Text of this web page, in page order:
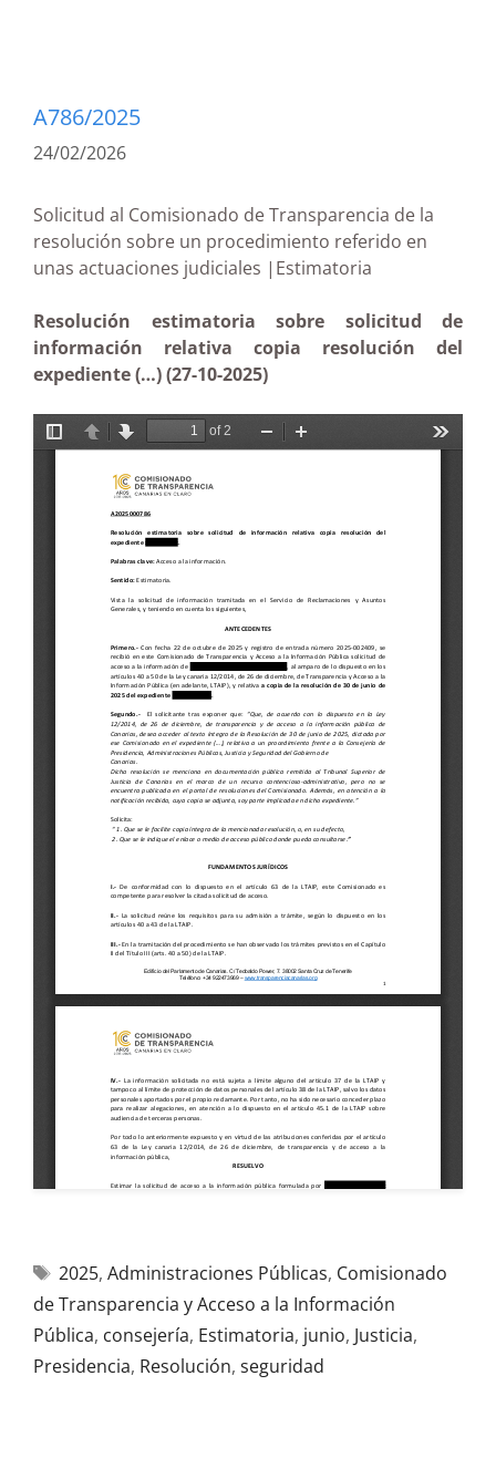
A786/2025
24/02/2026
Solicitud al Comisionado de Transparencia de la
resolución sobre un procedimiento referido en
unas actuaciones judiciales |Estimatoria
Resolución estimatoria sobre solicitud de
información relativa copia resolución del
expediente (…) (27-10-2025)
2025, Administraciones Públicas, Comisionado
de Transparencia y Acceso a la Información
Pública, consejería, Estimatoria, junio, Justicia,
Presidencia, Resolución, seguridad